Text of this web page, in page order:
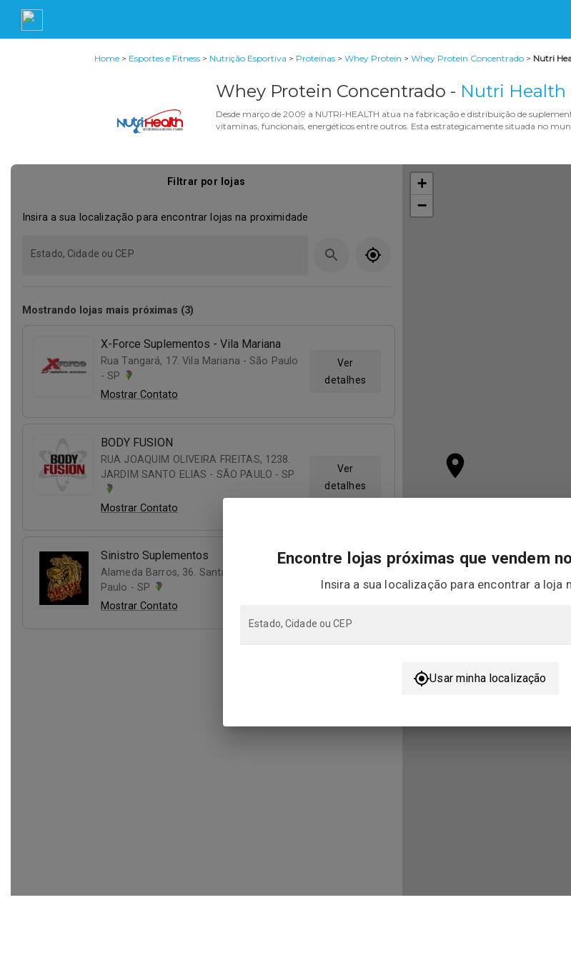
Home > Esportes e Fitness > Nutrição Esportiva > Proteínas > Whey Protein > Whey Protein Concentrado > Nutri
Whey Protein Concentrado - Nutri Health
Desde março de 2009 a NUTRI-HEALTH atua na fabricação e distribuição de
vitaminas, funcionais, energéticos entre outros. Esta estrategicamente situada no